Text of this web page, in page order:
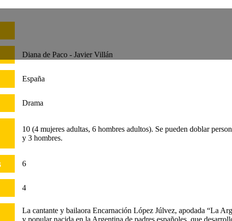
Diana de Paco - Javier Villán
España
Drama
10 (4 mujeres adultas, 6 hombres adultos). Se pueden doblar
y 3 hombres.
6
4
La cantante y bailaora Encarnación López Júlvez, apodada “La
y popular nacida en la Argentina de padres españoles, que